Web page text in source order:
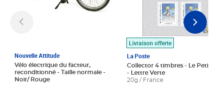
Nouvelle Attitude
Vélo électrique du facteur,
reconditionné - Taille normale -
Noir/ Rouge
Livraison offerte
La Poste
Collector 4 timbres - Le Petit
- Lettre Verte
20g / France